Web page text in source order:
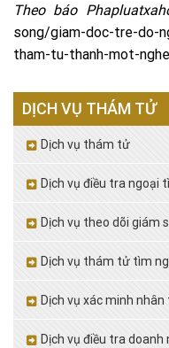
Theo báo
song/giam-doc-tre-do-
tham-tu-thanh-mot-
DỊCH VỤ THÁM TỬ
Dịch vụ thám tử
Dịch vụ điều tra ngoại
Dịch vụ theo dõi giám
Dịch vụ thám tử tìm
Dịch vụ xác minh nhân
Dịch vụ điều tra doanh